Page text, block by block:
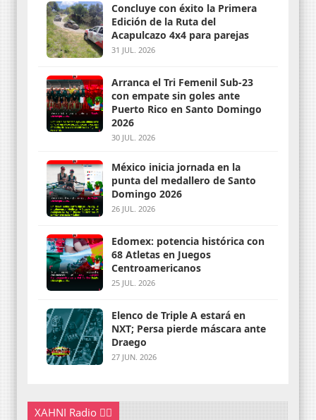
Concluye con éxito la Primera
Edición de la Ruta del
Acapulcazo 4x4 para parejas
31 JUL. 2026
Arranca el Tri Femenil Sub-23
con empate sin goles ante
Puerto Rico en Santo Domingo
2026
30 JUL. 2026
México inicia jornada en la
punta del medallero de Santo
Domingo 2026
26 JUL. 2026
Edomex: potencia histórica con
68 Atletas en Juegos
Centroamericanos
25 JUL. 2026
Elenco de Triple A estará en
NXT; Persa pierde máscara ante
Draego
27 JUN. 2026
XAHNI Radio 👇🏽